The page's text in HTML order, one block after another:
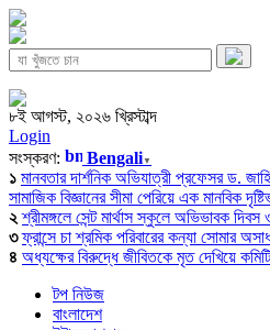
৮ই আগস্ট, ২০২৬ খ্রিস্টাব্দ
Login
সংস্করণ:
Bengali▼
১ মানবতার দার্শনিক অভিযাত্রী প্রফেসর ড.
সামাজিক বিজ্ঞানের সীমা পেরিয়ে এক মানবিক
২ শ্রীমঙ্গলে সেন্ট মার্থাস স্কুলে অভিভাবক
৩ ফ্রান্সে চা শ্রমিক পরিবারের কন্যা সোমার
৪ অধ্যক্ষের বিরুদ্ধে জীবিতকে মৃত দেখিয়ে
টপ নিউজ
বাংলাদেশ